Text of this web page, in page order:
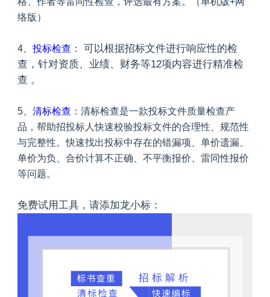
络版）
4、 投标检查 ：
可以根据招标文件进行响应性的检
查，针对资质、业绩、财务等12项内容进行精准检
查 。
5、 清标检查 ：清标检查是一款投标文件质量检查产
品，帮助招投标人快速校验投标文件的合理性、规范性
与完整性。快速找出投标中存在的错漏项、单价遗漏、
单价为负、合价计算不正确、不平衡报价、雷同性报价
等问题。
免费试用工具，请添加龙小标：